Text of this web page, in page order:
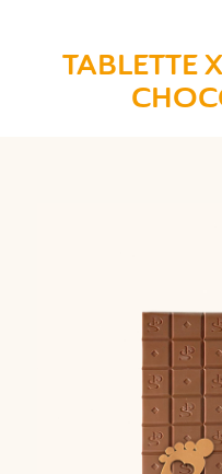
TABLETTE